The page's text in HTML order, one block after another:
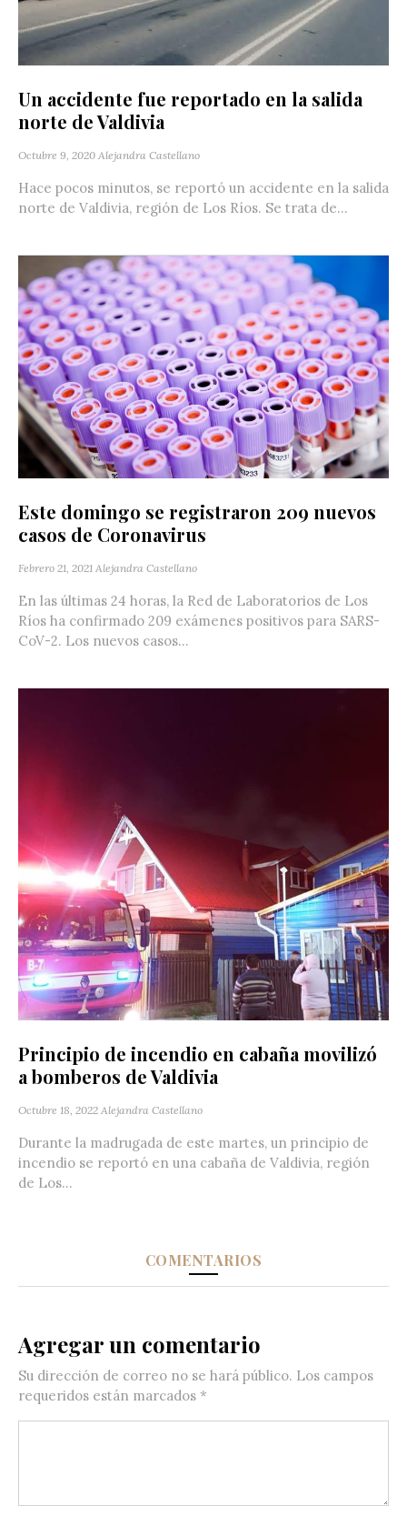
Un accidente fue reportado en la salida
norte de Valdivia
Octubre 9, 2020 Alejandra Castellano
Hace pocos minutos, se reportó un accidente en la salida
norte de Valdivia, región de Los Ríos. Se trata de...
Este domingo se registraron 209 nuevos
casos de Coronavirus
Febrero 21, 2021 Alejandra Castellano
En las últimas 24 horas, la Red de Laboratorios de Los
Ríos ha confirmado 209 exámenes positivos para SARS-
CoV-2. Los nuevos casos...
Principio de incendio en cabaña movilizó
a bomberos de Valdivia
Octubre 18, 2022 Alejandra Castellano
Durante la madrugada de este martes, un principio de
incendio se reportó en una cabaña de Valdivia, región
de Los...
COMENTARIOS
Agregar un comentario
Su dirección de correo no se hará público. Los campos
requeridos están marcados *